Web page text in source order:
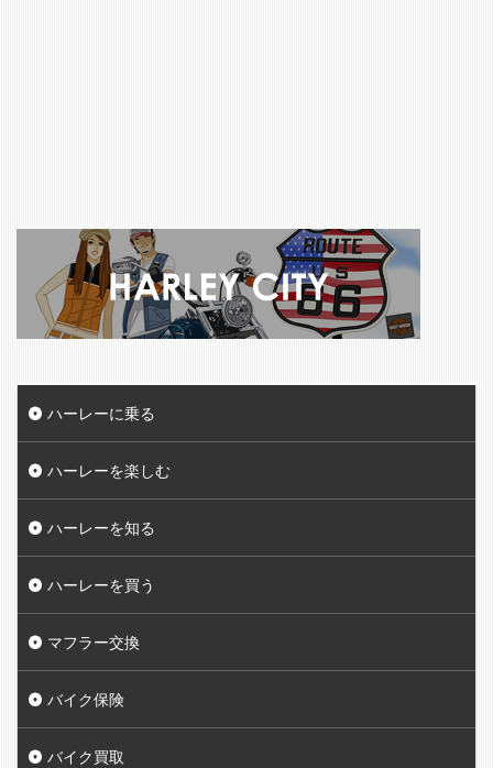
ハーレーに乗る
ハーレーを楽しむ
ハーレーを知る
ハーレーを買う
マフラー交換
バイク保険
バイク買取